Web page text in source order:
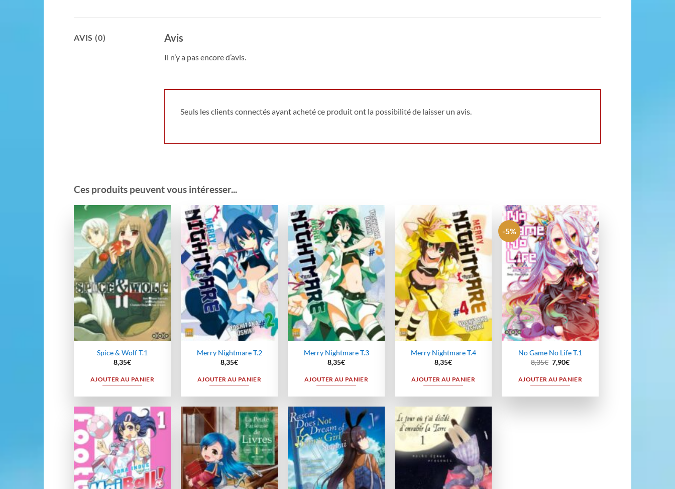
AVIS (0) Avis
Il n’y a pas encore d’avis.
Seuls les clients connectés ayant acheté ce produit ont la possibilité de laisser un avis.
Ces produits peuvent vous intéresser...
Ajouter
à la
wishlist
Spice & Wolf T.1
8,35€
AJOUTER AU PANIER
Ajouter
à la
wishlist
Merry Nightmare T.2
8,35€
AJOUTER AU PANIER
Ajouter
à la
wishlist
Merry Nightmare T.3
8,35€
AJOUTER AU PANIER
Ajouter
à la
wishlist
Merry Nightmare T.4
8,35€
AJOUTER AU PANIER
-5%
Ajouter
à la
wishlist
No Game No Life T.1
8,35€ Le
prix
initial
était :
7,90€Le
actuel
est :
AJOUTER AU PANIER
Ajouter
wishlist
Ajouter
à la
wishlist
Ajouter
à la
wishlist
Ajouter
à la
wishlist